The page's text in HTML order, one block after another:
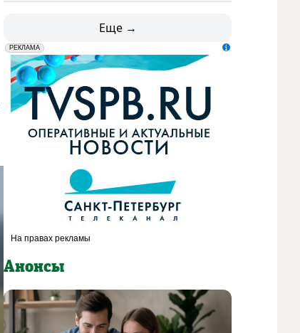
Режиссёр и сценарист Максим Пешков. Фото Пресс-
Еще →
erid: LdtCK5udn
РЕКЛАМА
АО "ГАТР", ИНН: 7841320717
Анонсы